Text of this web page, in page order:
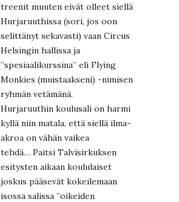
treenit muuten eivät olleet siellä
Hurjaruuthissa (sori, jos oon
selittänyt sekavasti) vaan Circus
Helsingin hallissa ja
”spesiaalikurssina” eli Flying
Monkies (muistaakseni) -nimisen
ryhmän vetämänä.
Hurjaruuthin koulusali on harmi
kyllä niin matala, että siellä ilma-
akroa on vähän vaikea
tehdä… Paitsi Talvisirkuksen
esitysten aikaan koululaiset
joskus pääsevät kokeilemaan
isossa salissa ”oikeiden